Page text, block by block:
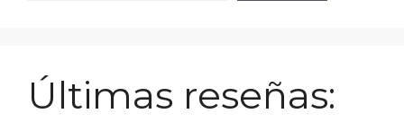
Últimas reseñas: